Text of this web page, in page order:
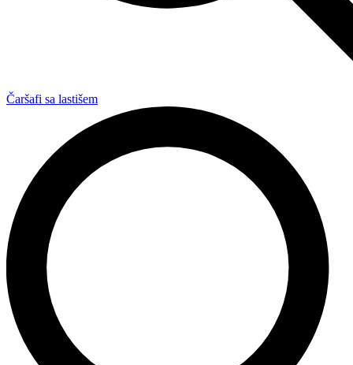
Čaršafi sa lastišem